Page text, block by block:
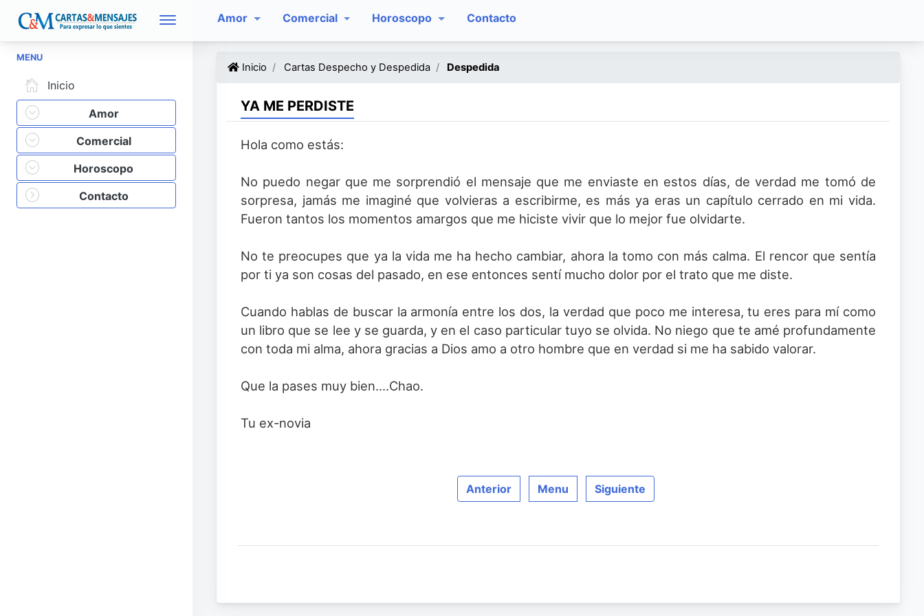
Amor Comercial Horoscopo Contacto
MENU
Inicio
Amor
Comercial
Horoscopo
Contacto
Inicio Cartas Despecho y Despedida Despedida
YA ME PERDISTE
Hola como estás:
No puedo negar que me sorprendió el mensaje que me enviaste en estos días, de verdad me tomó de
sorpresa, jamás me imaginé que volvieras a escribirme, es más ya eras un capítulo cerrado en mi vida.
Fueron tantos los momentos amargos que me hiciste vivir que lo mejor fue olvidarte.
No te preocupes que ya la vida me ha hecho cambiar, ahora la tomo con más calma. El rencor que sentía
por ti ya son cosas del pasado, en ese entonces sentí mucho dolor por el trato que me diste.
Cuando hablas de buscar la armonía entre los dos, la verdad que poco me interesa, tu eres para mí como
un libro que se lee y se guarda, y en el caso particular tuyo se olvida. No niego que te amé profundamente
con toda mi alma, ahora gracias a Dios amo a otro hombre que en verdad si me ha sabido valorar.
Que la pases muy bien....Chao.
Tu ex-novia
Anterior Menu Siguiente